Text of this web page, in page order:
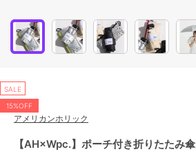
SALE
15%OFF
アメリカンホリック
【AH×Wpc.】ポーチ付き折りたたみ傘